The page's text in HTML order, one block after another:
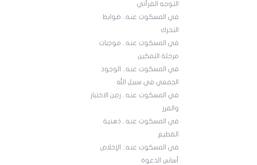
التوجه القرآني
في المسكوت عنه.. ضوابط
التحرك
في المسكوت عنه.. موجبات
مرحلة التمكين
في المسكوت عنه.. الوجود
الجمعي في سبيل الله
في المسكوت عنه.. زمن الاختبار
والفرز
في المسكوت عنه.. ذهنية
القطيع
في المسكوت عنه.. الإخلاص
أساس الدعوة